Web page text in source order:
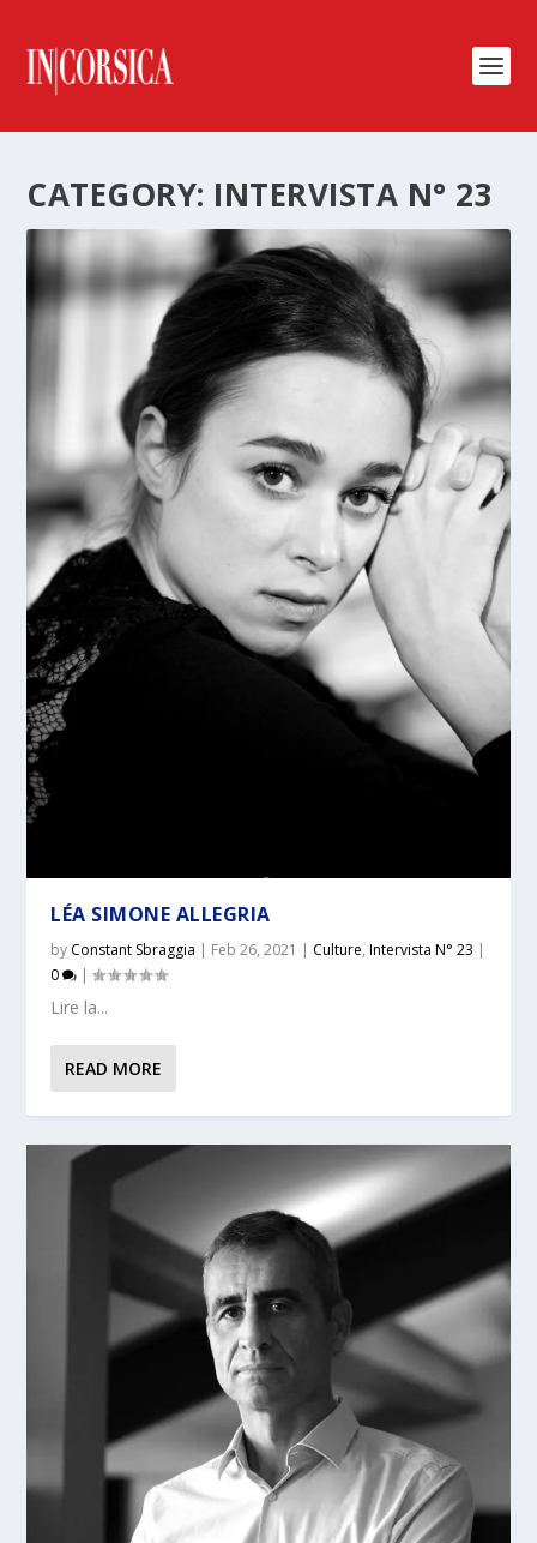
CATEGORY: INTERVISTA N° 23
LÉA SIMONE ALLEGRIA
by Constant Sbraggia | Feb 26, 2021 | Culture,Intervista N° 23 |
0
|
Lire la...
READ MORE